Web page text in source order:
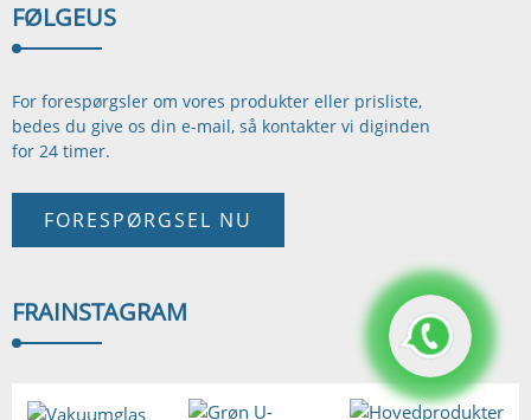
FØLGEUS
For forespørgsler om vores produkter eller prisliste,
bedes du give os din e-mail, så kontakter vi diginden
for 24 timer.
FORESPØRGSEL NU
FRAINSTAGRAM